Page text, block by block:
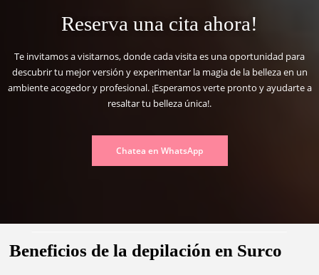
Reserva una cita ahora!
Te invitamos a visitarnos, donde cada visita es una oportunidad para
descubrir tu mejor versión y experimentar la magia de la belleza en un
ambiente acogedor y profesional. ¡Esperamos verte pronto y ayudarte a
resaltar tu belleza única!.
Chatea en WhatsApp
Beneficios de la depilación en Surco